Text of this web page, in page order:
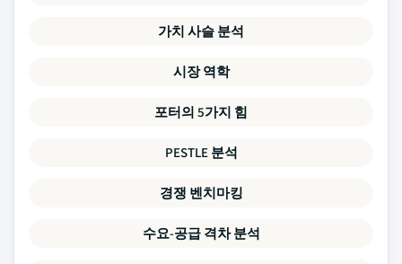
가치 사슬 분석
시장 역학
포터의 5가지 힘
PESTLE 분석
경쟁 벤치마킹
수요-공급 격차 분석